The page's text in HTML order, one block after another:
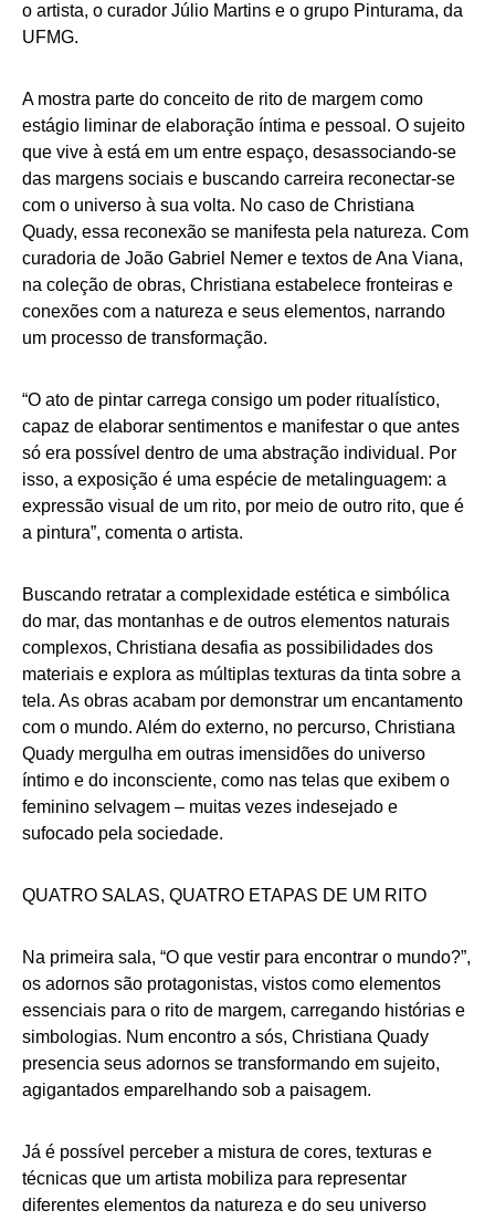
o artista, o curador Júlio Martins e o grupo Pinturama, da
UFMG.
A mostra parte do conceito de rito de margem como
estágio liminar de elaboração íntima e pessoal. O sujeito
que vive à está em um entre espaço, desassociando-se
das margens sociais e buscando carreira reconectar-se
com o universo à sua volta. No caso de Christiana
Quady, essa reconexão se manifesta pela natureza. Com
curadoria de João Gabriel Nemer e textos de Ana Viana,
na coleção de obras, Christiana estabelece fronteiras e
conexões com a natureza e seus elementos, narrando
um processo de transformação.
“O ato de pintar carrega consigo um poder ritualístico,
capaz de elaborar sentimentos e manifestar o que antes
só era possível dentro de uma abstração individual. Por
isso, a exposição é uma espécie de metalinguagem: a
expressão visual de um rito, por meio de outro rito, que é
a pintura”, comenta o artista.
Buscando retratar a complexidade estética e simbólica
do mar, das montanhas e de outros elementos naturais
complexos, Christiana desafia as possibilidades dos
materiais e explora as múltiplas texturas da tinta sobre a
tela. As obras acabam por demonstrar um encantamento
com o mundo. Além do externo, no percurso, Christiana
Quady mergulha em outras imensidões do universo
íntimo e do inconsciente, como nas telas que exibem o
feminino selvagem – muitas vezes indesejado e
sufocado pela sociedade.
QUATRO SALAS, QUATRO ETAPAS DE UM RITO
Na primeira sala, “O que vestir para encontrar o mundo?”,
os adornos são protagonistas, vistos como elementos
essenciais para o rito de margem, carregando histórias e
simbologias. Num encontro a sós, Christiana Quady
presencia seus adornos se transformando em sujeito,
agigantados emparelhando sob a paisagem.
Já é possível perceber a mistura de cores, texturas e
técnicas que um artista mobiliza para representar
diferentes elementos da natureza e do seu universo